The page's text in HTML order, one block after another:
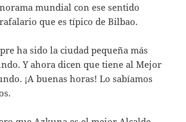
mundial con ese sentido
que es típico de Bilbao.
ha sido la ciudad pequeña más
Y ahora dicen que tiene al Mejor
¡A buenas horas! Lo sabíamos